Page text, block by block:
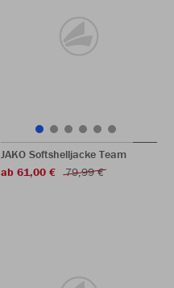
JAKO Softshelljacke Team
ab 61,00 €
79,99 €